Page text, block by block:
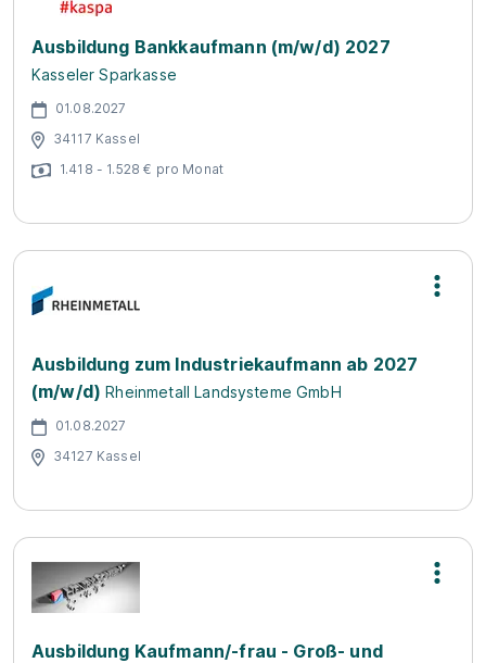
Ausbildung Bankkaufmann (m/w/d) 2027
Kasseler Sparkasse
01.08.2027
34117 Kassel
1.418 - 1.528 € pro Monat
Ausbildung zum Industriekaufmann ab 2027
(m/w/d) Rheinmetall Landsysteme GmbH
01.08.2027
34127 Kassel
Ausbildung Kaufmann/-frau - Groß- und